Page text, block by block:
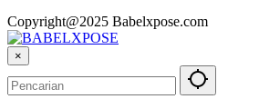
Copyright@2025 Babelxpose.com
×